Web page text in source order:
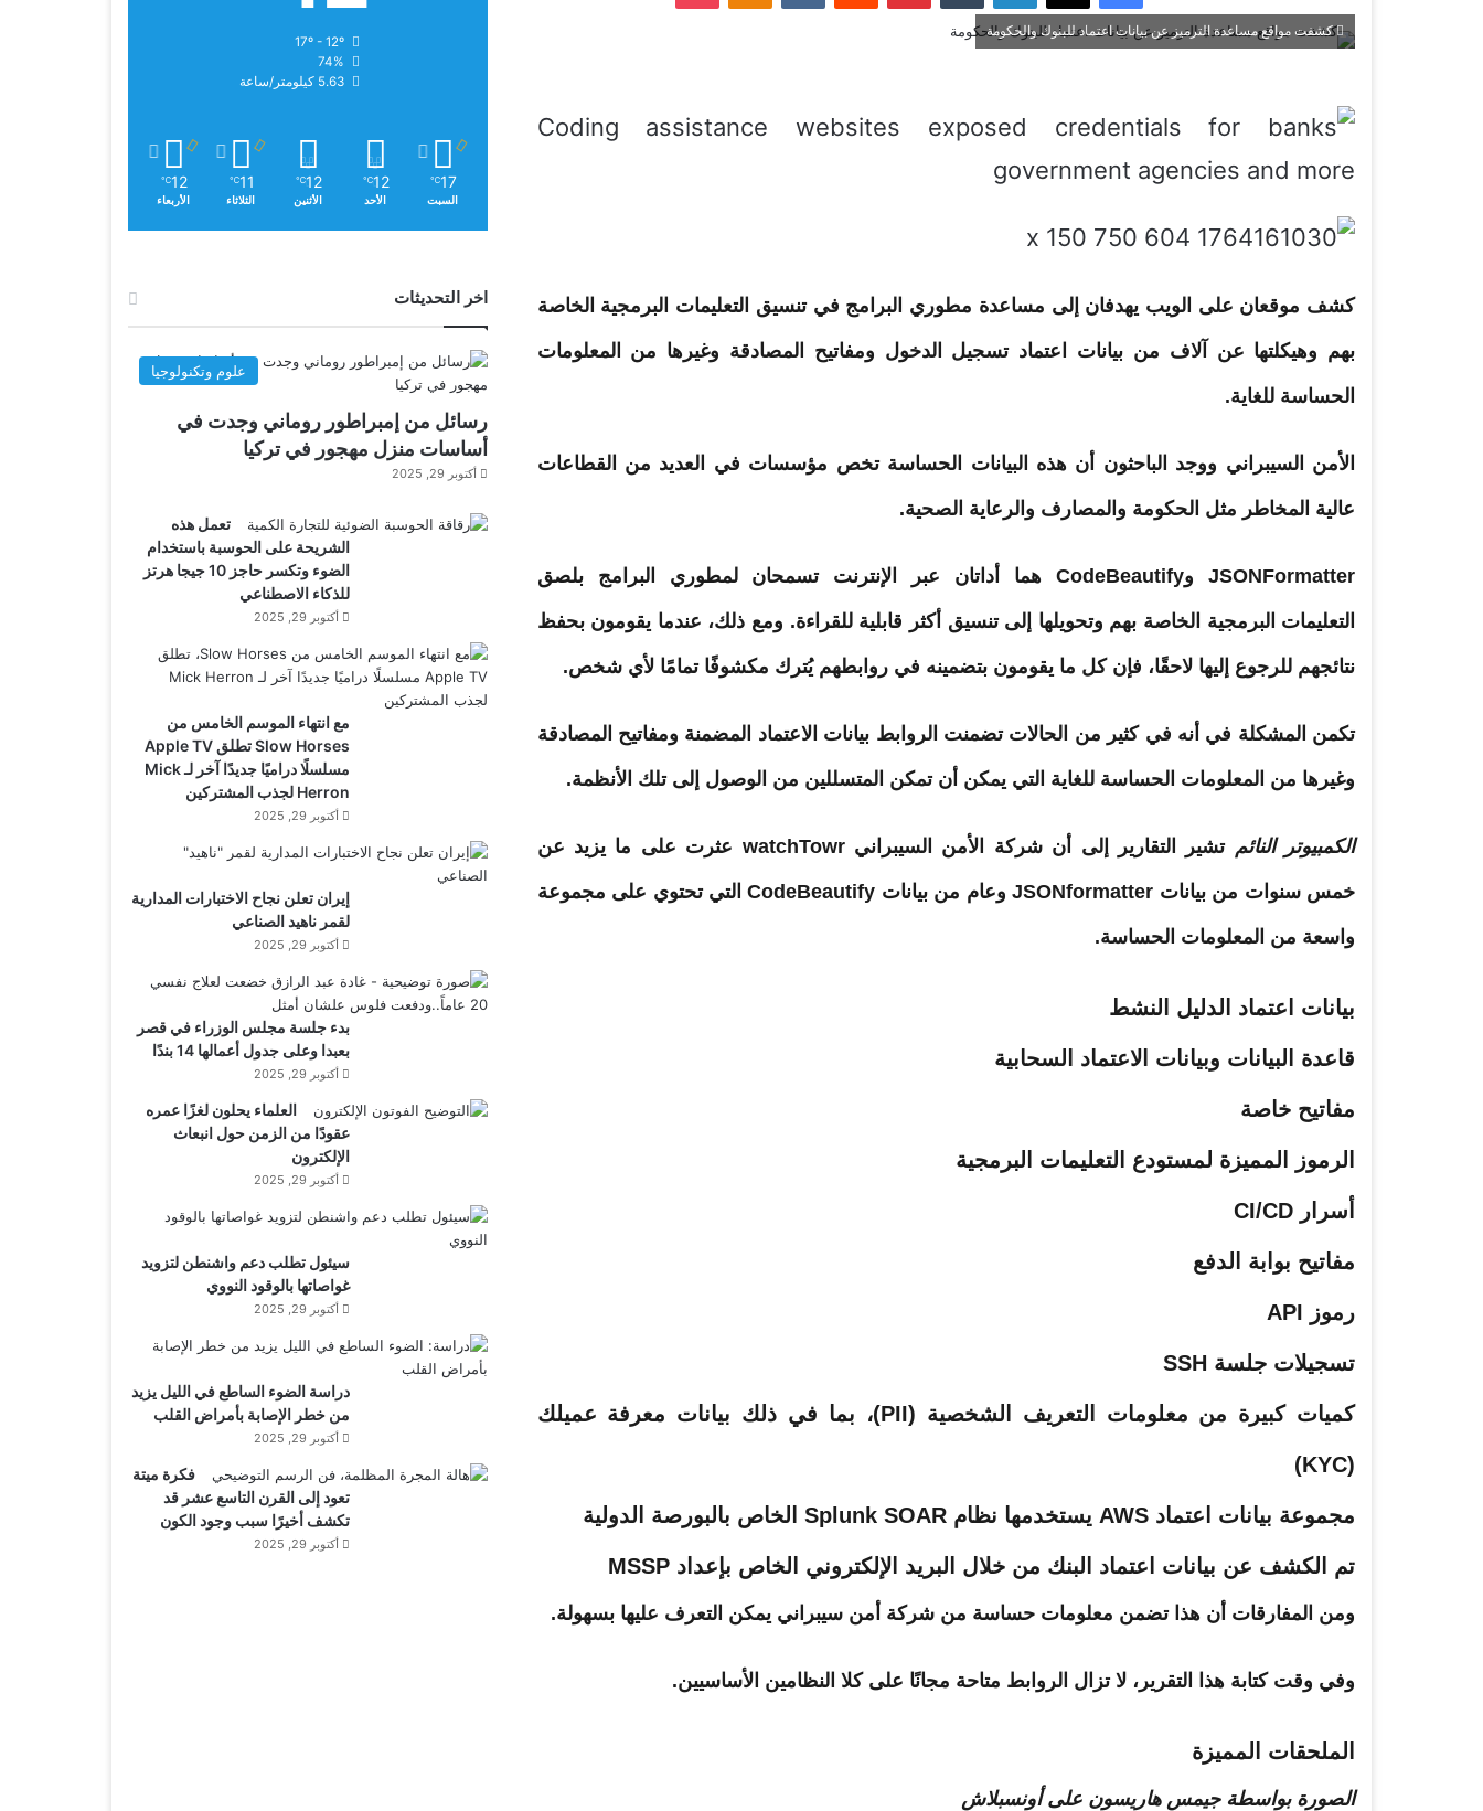
كشفت مواقع مساعدة الترميز عن بيانات اعتماد للبنوك والحكومة
كشف موقعان على الويب يهدفان إلى مساعدة مطوري البرامج في تنسيق التعليمات البرمجية الخاصة
بهم وهيكلتها عن آلاف من بيانات اعتماد تسجيل الدخول ومفاتيح المصادقة وغيرها من المعلومات
الحساسة للغاية.
الأمن السيبراني ووجد الباحثون أن هذه البيانات الحساسة تخص مؤسسات في العديد من القطاعات
عالية المخاطر مثل الحكومة والمصارف والرعاية الصحية.
JSONFormatter وCodeBeautify هما أداتان عبر الإنترنت تسمحان لمطوري البرامج بلصق
التعليمات البرمجية الخاصة بهم وتحويلها إلى تنسيق أكثر قابلية للقراءة. ومع ذلك، عندما يقومون بحفظ
نتائجهم للرجوع إليها لاحقًا، فإن كل ما يقومون بتضمينه في روابطهم يُترك مكشوفًا تمامًا لأي شخص.
تكمن المشكلة في أنه في كثير من الحالات تضمنت الروابط بيانات الاعتماد المضمنة ومفاتيح المصادقة
وغيرها من المعلومات الحساسة للغاية التي يمكن أن تمكن المتسللين من الوصول إلى تلك الأنظمة.
الكمبيوتر النائم تشير التقارير إلى أن شركة الأمن السيبراني watchTowr عثرت على ما يزيد عن
خمس سنوات من بيانات JSONformatter وعام من بيانات CodeBeautify التي تحتوي على مجموعة
واسعة من المعلومات الحساسة.
بيانات اعتماد الدليل النشط
قاعدة البيانات وبيانات الاعتماد السحابية
مفاتيح خاصة
الرموز المميزة لمستودع التعليمات البرمجية
أسرار CI/CD
مفاتيح بوابة الدفع
رموز API
تسجيلات جلسة SSH
كميات كبيرة من معلومات التعريف الشخصية (PII)، بما في ذلك بيانات معرفة عميلك
(KYC)
مجموعة بيانات اعتماد AWS يستخدمها نظام Splunk SOAR الخاص بالبورصة الدولية
تم الكشف عن بيانات اعتماد البنك من خلال البريد الإلكتروني الخاص بإعداد MSSP
ومن المفارقات أن هذا تضمن معلومات حساسة من شركة أمن سيبراني يمكن التعرف عليها بسهولة.
وفي وقت كتابة هذا التقرير، لا تزال الروابط متاحة مجانًا على كلا النظامين الأساسيين.
الملحقات المميزة
الصورة بواسطة جيمس هاريسون على أونسبلاش
74%
5.63 كيلومتر/ساعة
17
℃
السبت
12
℃
الأحد
12
℃
الأثنين
11
℃
الثلاثاء
12
℃
الأربعاء
اخر التحديثات
علوم وتكنولوجيا
رسائل من إمبراطور روماني وجدت في
أساسات منزل مهجور في تركيا
أكتوبر 29, 2025
تعمل هذه
الشريحة على الحوسبة باستخدام
الضوء وتكسر حاجز 10 جيجا هرتز
للذكاء الاصطناعي
أكتوبر 29, 2025
مع انتهاء الموسم الخامس من
Slow Horses تطلق Apple TV
مسلسلًا دراميًا جديدًا آخر لـ Mick
Herron لجذب المشتركين
أكتوبر 29, 2025
إيران تعلن نجاح الاختبارات المدارية
لقمر ناهيد الصناعي
أكتوبر 29, 2025
بدء جلسة مجلس الوزراء في قصر
بعبدا وعلى جدول أعمالها 14 بندًا
أكتوبر 29, 2025
العلماء يحلون لغزًا عمره
عقودًا من الزمن حول انبعاث
الإلكترون
أكتوبر 29, 2025
سيئول تطلب دعم واشنطن لتزويد
غواصاتها بالوقود النووي
أكتوبر 29, 2025
دراسة الضوء الساطع في الليل يزيد
من خطر الإصابة بأمراض القلب
أكتوبر 29, 2025
فكرة ميتة
تعود إلى القرن التاسع عشر قد
تكشف أخيرًا سبب وجود الكون
أكتوبر 29, 2025